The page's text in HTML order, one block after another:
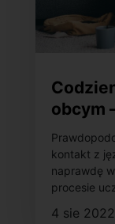
obcym
w
kontakt z
naprawdę
procesie
4 sie 2022